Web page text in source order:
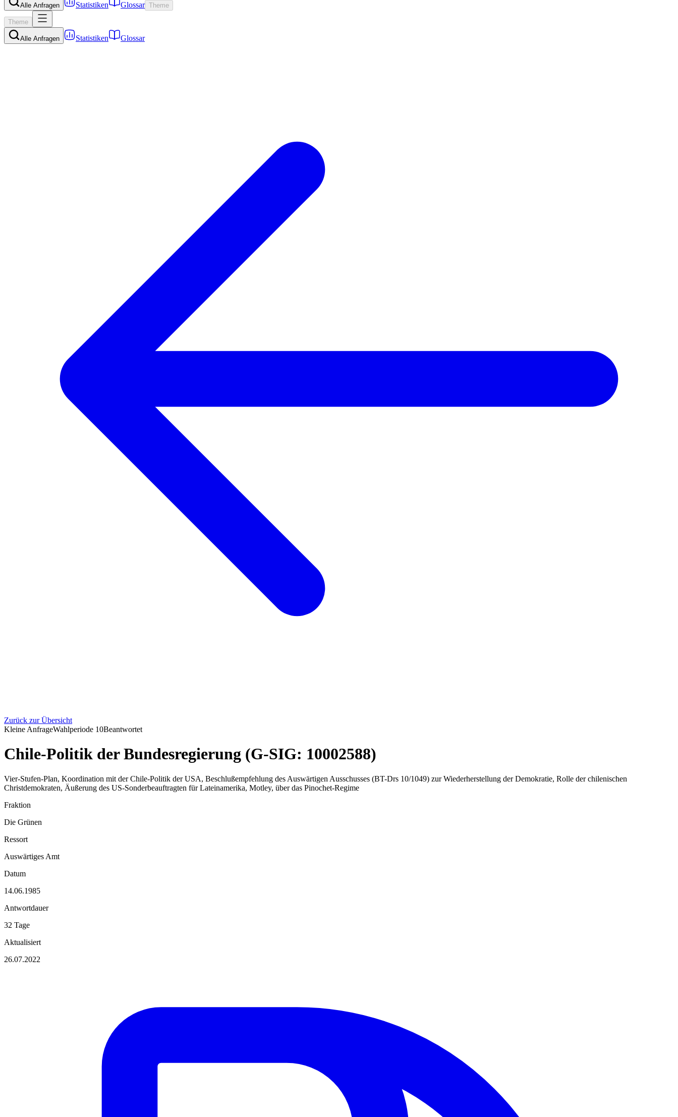
Alle Anfragen Statistiken Glossar Theme
Theme
Alle Anfragen Statistiken Glossar
Zurück zur Übersicht
Kleine AnfrageWahlperiode 10Beantwortet
Chile-Politik der Bundesregierung (G-SIG: 10002588)
Vier-Stufen-Plan, Koordination mit der Chile-Politik der USA, Beschlußempfehlung des Auswärtigen Ausschusses (BT-Drs 10/1049) zur Wiederherstellung der Demokratie, Rolle der chilenischen
Christdemokraten, Äußerung des US-Sonderbeauftragten für Lateinamerika, Motley, über das Pinochet-Regime
Fraktion
Die Grünen
Ressort
Auswärtiges Amt
Datum
14.06.1985
Antwortdauer
32 Tage
Aktualisiert
26.07.2022